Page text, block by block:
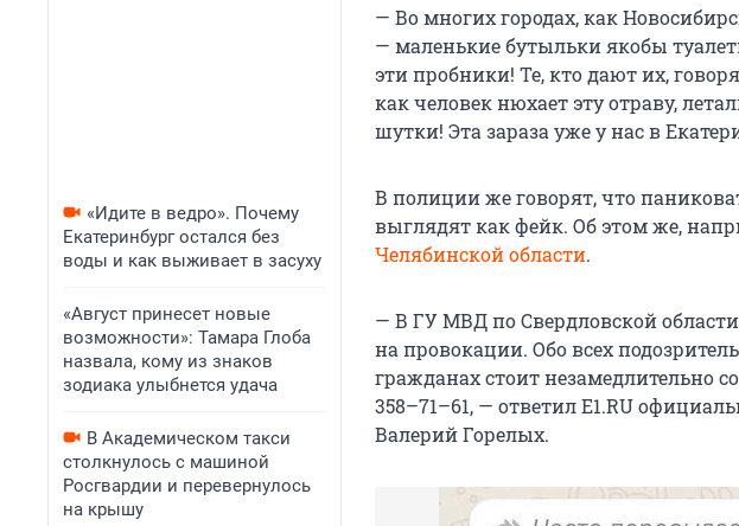
«Идите в ведро». Почему
Екатеринбург остался без
воды и как выживает в засуху
«Август принесет новые
возможности»: Тамара Глоба
назвала, кому из знаков
зодиака улыбнется удача
В Академическом такси
столкнулось с машиной
Росгвардии и перевернулось
на крышу
— Во многих городах, как
— маленькие бутыльки якобы
эти пробники! Те, кто дают их,
как человек нюхает эту отраву,
шутки! Эта зараза уже у нас в
В полиции же говорят, что
выглядят как фейк. Об этом же,
Челябинской области.
— В ГУ МВД по Свердловской
на провокации. Обо всех
гражданах стоит незамедлительно
358–71–61, — ответил E1.RU
Валерий Горелых.